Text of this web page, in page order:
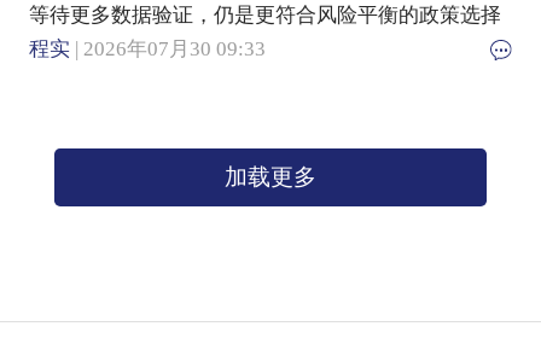
等待更多数据验证，仍是更符合风险平衡的政策选择
程实| 2026年07月30 09:33
加载更多